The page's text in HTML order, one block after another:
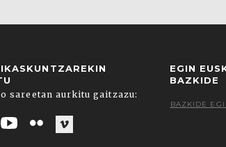
sareetan aurkitu gaitzazu:
EGIN
BAZKIDE
BAZKIDE